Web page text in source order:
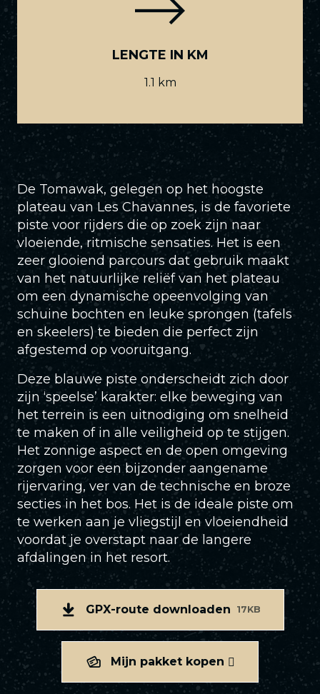
LENGTE IN KM
1.1 km
De Tomawak, gelegen op het hoogste
plateau van Les Chavannes, is de favoriete
piste voor rijders die op zoek zijn naar
vloeiende, ritmische sensaties. Het is een
zeer glooiend parcours dat gebruik maakt
van het natuurlijke reliëf van het plateau
om een dynamische opeenvolging van
schuine bochten en leuke sprongen (tafels
en skeelers) te bieden die perfect zijn
afgestemd op vooruitgang.
Deze blauwe piste onderscheidt zich door
zijn ‘speelse’ karakter: elke beweging van
het terrein is een uitnodiging om snelheid
te maken of in alle veiligheid op te stijgen.
Het zonnige aspect en de open omgeving
zorgen voor een bijzonder aangename
rijervaring, ver van de technische en broze
secties in het bos. Het is de ideale piste om
te werken aan je vliegstijl en vloeiendheid
voordat je overstapt naar de langere
afdalingen in het resort.
GPX-route downloaden 17KB
Mijn pakket kopen